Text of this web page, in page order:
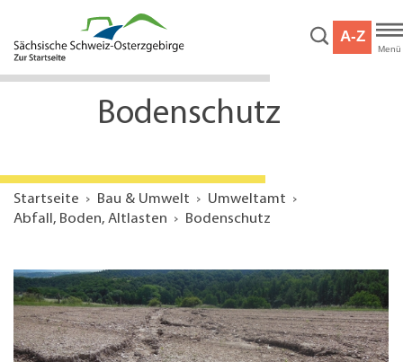
Hauptinhalt
Service
A-Z
Menü
Bodenschutz
Startseite Bau & Umwelt
Umweltamt
Abfall, Boden, Altlasten
Bodenschutz